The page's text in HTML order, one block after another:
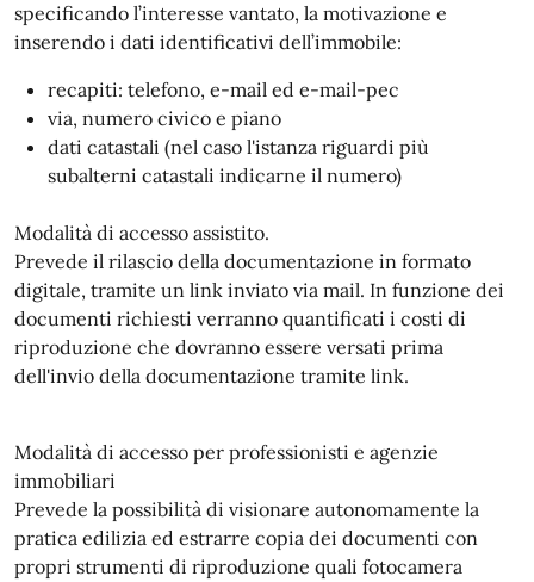
specificando l’interesse vantato, la motivazione e
inserendo i dati identificativi dell’immobile:
recapiti: telefono, e-mail ed e-mail-pec
via, numero civico e piano
dati catastali (nel caso l'istanza riguardi più
subalterni catastali indicarne il numero)
Modalità di accesso assistito.
Prevede il rilascio della documentazione in formato
digitale, tramite un link inviato via mail. In funzione dei
documenti richiesti verranno quantificati i costi di
riproduzione che dovranno essere versati prima
dell'invio della documentazione tramite link.
Modalità di accesso per professionisti e agenzie
immobiliari
Prevede la possibilità di visionare autonomamente la
pratica edilizia ed estrarre copia dei documenti con
propri strumenti di riproduzione quali fotocamera